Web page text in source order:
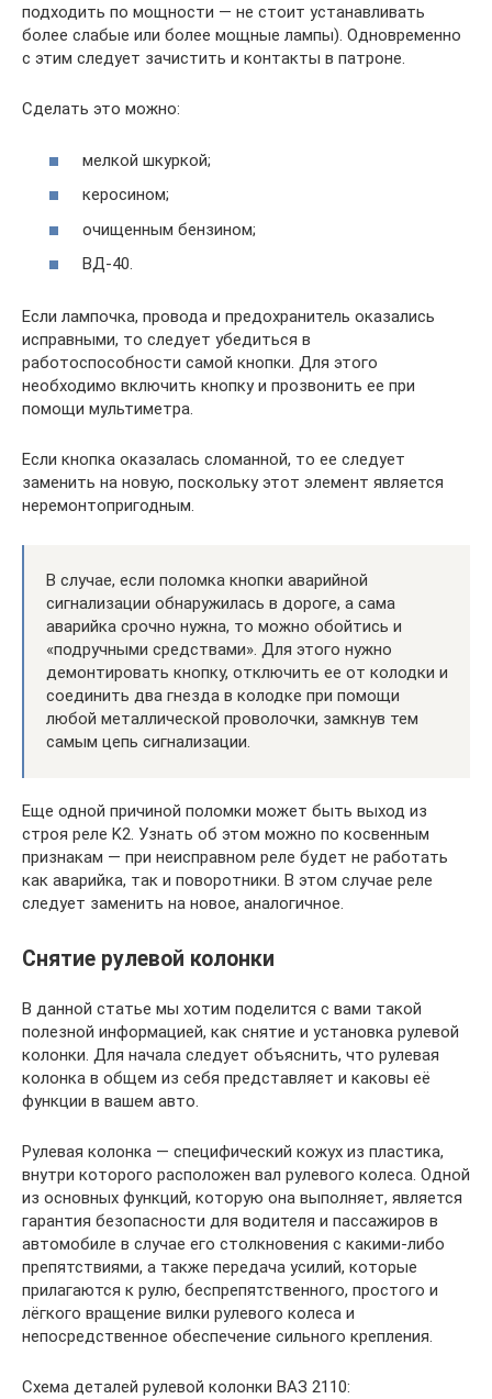
подходить по мощности — не стоит устанавливать
более слабые или более мощные лампы). Одновременно
с этим следует зачистить и контакты в патроне.
Сделать это можно:
мелкой шкуркой;
керосином;
очищенным бензином;
ВД-40.
Если лампочка, провода и предохранитель оказались
исправными, то следует убедиться в
работоспособности самой кнопки. Для этого
необходимо включить кнопку и прозвонить ее при
помощи мультиметра.
Если кнопка оказалась сломанной, то ее следует
заменить на новую, поскольку этот элемент является
неремонтопригодным.
В случае, если поломка кнопки аварийной
сигнализации обнаружилась в дороге, а сама
аварийка срочно нужна, то можно обойтись и
«подручными средствами». Для этого нужно
демонтировать кнопку, отключить ее от колодки и
соединить два гнезда в колодке при помощи
любой металлической проволочки, замкнув тем
самым цепь сигнализации.
Еще одной причиной поломки может быть выход из
строя реле K2. Узнать об этом можно по косвенным
признакам — при неисправном реле будет не работать
как аварийка, так и поворотники. В этом случае реле
следует заменить на новое, аналогичное.
Снятие рулевой колонки
В данной статье мы хотим поделится с вами такой
полезной информацией, как снятие и установка рулевой
колонки. Для начала следует объяснить, что рулевая
колонка в общем из себя представляет и каковы её
функции в вашем авто.
Рулевая колонка — специфический кожух из пластика,
внутри которого расположен вал рулевого колеса. Одной
из основных функций, которую она выполняет, является
гарантия безопасности для водителя и пассажиров в
автомобиле в случае его столкновения с какими-либо
препятствиями, а также передача усилий, которые
прилагаются к рулю, беспрепятственного, простого и
лёгкого вращение вилки рулевого колеса и
непосредственное обеспечение сильного крепления.
Схема деталей рулевой колонки ВАЗ 2110: